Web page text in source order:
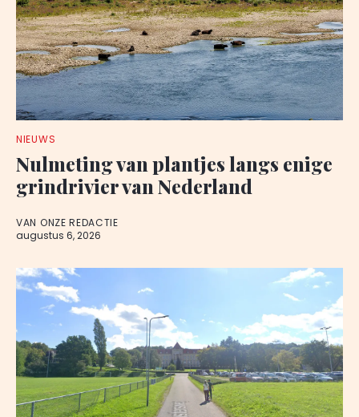
NIEUWS
Nulmeting van plantjes langs enige
grindrivier van Nederland
VAN ONZE REDACTIE
augustus 6, 2026